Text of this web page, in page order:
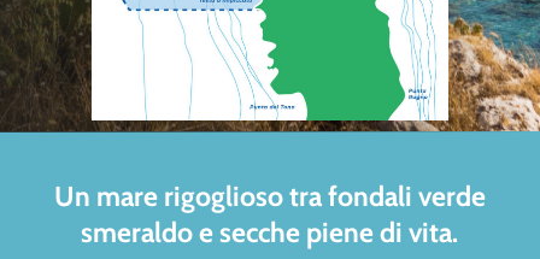
Un mare rigoglioso tra fondali verde
smeraldo e secche piene di vita.